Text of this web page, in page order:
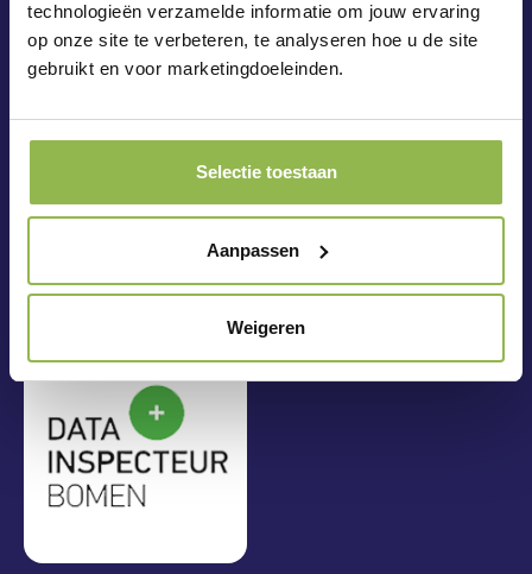
technologieën verzamelde informatie om jouw ervaring
op onze site te verbeteren, te analyseren hoe u de site
gebruikt en voor marketingdoeleinden.
Selectie toestaan
Aanpassen
Weigeren